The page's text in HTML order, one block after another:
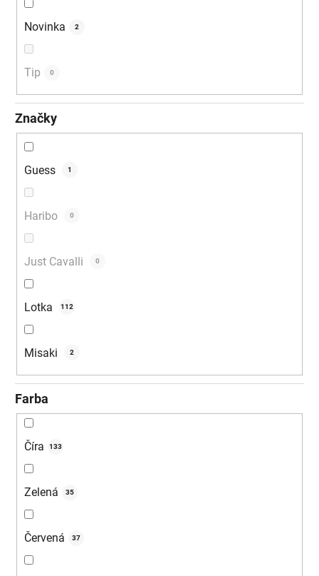
Novinka 2
Tip 0
Značky
Guess 1
Haribo 0
Just Cavalli 0
Lotka 112
Misaki 2
Farba
Číra 133
Zelená 35
Červená 37